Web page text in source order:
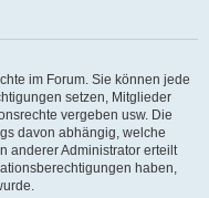
im Forum. Sie können jede
setzen, Mitglieder
vergeben usw. Die
davon abhängig, welche
anderer Administrator erteilt
haben,